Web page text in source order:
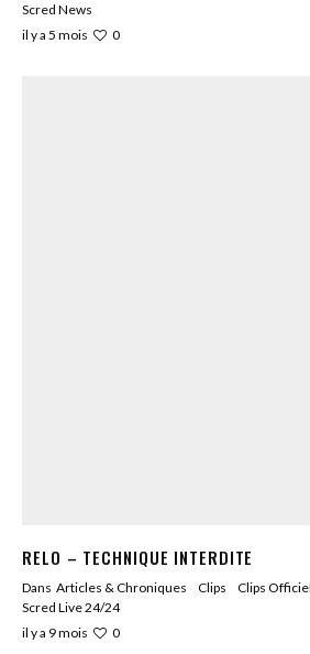
Scred News
il y a 5 mois
0
RELO – TECHNIQUE INTERDITE
Dans Articles & Chroniques Clips Clips
Scred Live 24/24
il y a 9 mois
0